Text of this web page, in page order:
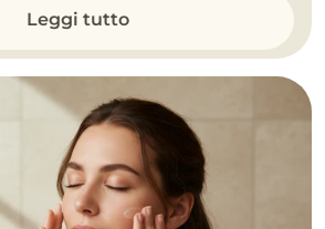
Leggi tutto